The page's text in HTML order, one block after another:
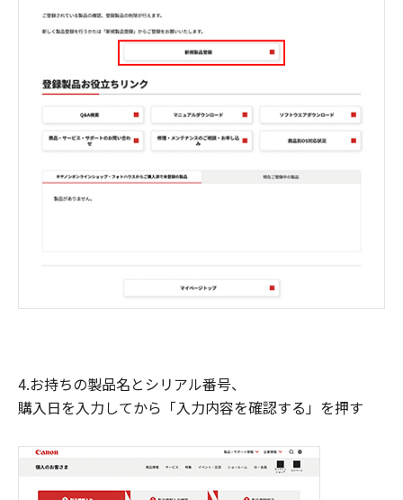
4.お持ちの製品名とシリアル番号、
購入日を入力してから「入力内容を確認する」を押す